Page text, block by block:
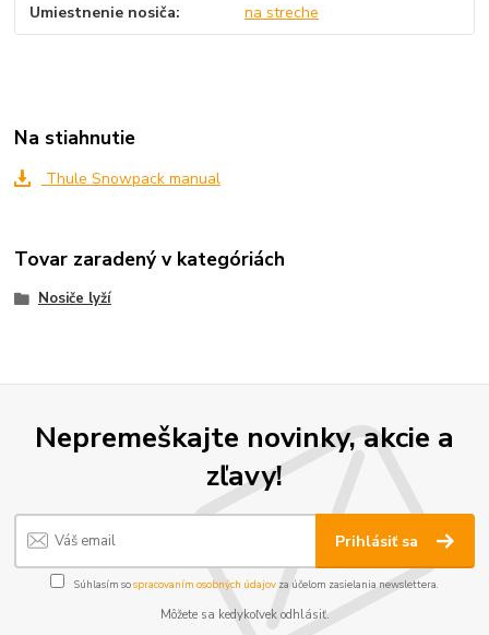
Umiestnenie nosiča na streche
Na stiahnutie
Thule Snowpack manual
Tovar zaradený v kategóriách
Nosiče lyží
Nepremeškajte novinky, akcie a
zľavy!
Prihlásiť sa
Súhlasím sospracovaním osobných údajov za účelom zasielania newslettera.
Môžete sa kedykoľvek odhlásiť.